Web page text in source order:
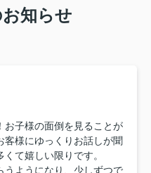
お知らせ
お子様の面倒を見ることが
客様にゆっくりお話しが聞
て嬉しい限りです。
うようになり、少しずつで